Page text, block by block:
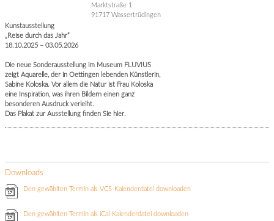
Marktstraße 1
91717 Wassertrüdingen
Kunstausstellung
„Reise durch das Jahr“
18.10.2025 – 03.05.2026
Die neue Sonderausstellung im Museum FLUVIUS
zeigt Aquarelle, der in Oettingen lebenden Künstlerin,
Sabine Koloska. Vor allem die Natur ist Frau Koloska
eine Inspiration, was ihren Bildern einen ganz
besonderen Ausdruck verleiht.
Das Plakat zur Ausstellung finden Sie hier.
Downloads
Den gewählten Termin als VCS-Kalenderdatei downloaden
Den gewählten Termin als iCal-Kalenderdatei downloaden